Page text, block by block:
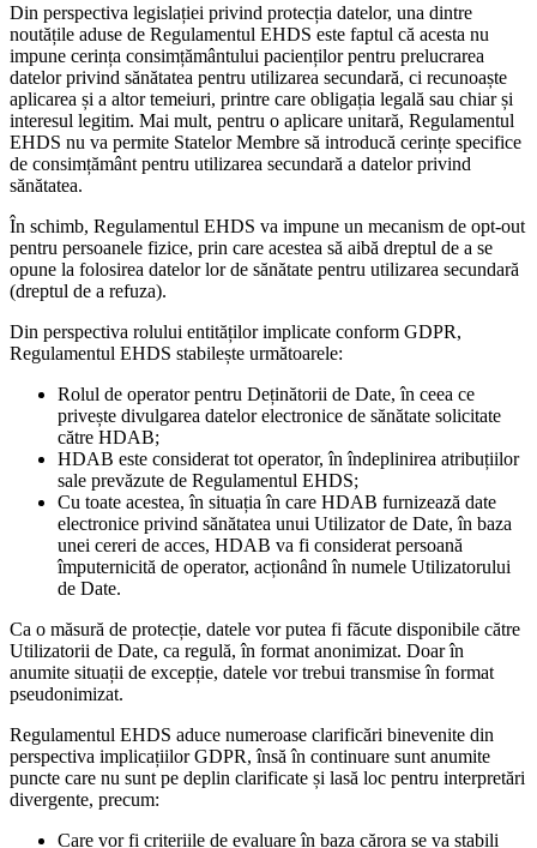
Din perspectiva legislației privind protecția datelor, una dintre
noutățile aduse de Regulamentul EHDS este faptul că acesta nu
impune cerința consimțământului pacienților pentru prelucrarea
datelor privind sănătatea pentru utilizarea secundară, ci recunoaște
aplicarea și a altor temeiuri, printre care obligația legală sau chiar și
interesul legitim. Mai mult, pentru o aplicare unitară, Regulamentul
EHDS nu va permite Statelor Membre să introducă cerințe specifice
de consimțământ pentru utilizarea secundară a datelor privind
sănătatea.
În schimb, Regulamentul EHDS va impune un mecanism de opt-out
pentru persoanele fizice, prin care acestea să aibă dreptul de a se
opune la folosirea datelor lor de sănătate pentru utilizarea secundară
(dreptul de a refuza).
Din perspectiva rolului entităților implicate conform GDPR,
Regulamentul EHDS stabilește următoarele:
Rolul de operator pentru Deținătorii de Date, în ceea ce
privește divulgarea datelor electronice de sănătate solicitate
către HDAB;
HDAB este considerat tot operator, în îndeplinirea atribuțiilor
sale prevăzute de Regulamentul EHDS;
Cu toate acestea, în situația în care HDAB furnizează date
electronice privind sănătatea unui Utilizator de Date, în baza
unei cereri de acces, HDAB va fi considerat persoană
împuternicită de operator, acționând în numele Utilizatorului
de Date.
Ca o măsură de protecție, datele vor putea fi făcute disponibile către
Utilizatorii de Date, ca regulă, în format anonimizat. Doar în
anumite situații de excepție, datele vor trebui transmise în format
pseudonimizat.
Regulamentul EHDS aduce numeroase clarificări binevenite din
perspectiva implicațiilor GDPR, însă în continuare sunt anumite
puncte care nu sunt pe deplin clarificate și lasă loc pentru interpretări
divergente, precum:
Care vor fi criteriile de evaluare în baza cărora se va stabili